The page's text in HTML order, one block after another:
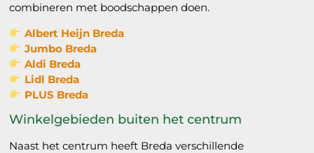
combineren met boodschappen doen.
Albert Heijn Breda
Jumbo Breda
Aldi Breda
Lidl Breda
PLUS Breda
Winkelgebieden buiten het centrum
Naast het centrum heeft Breda verschillende